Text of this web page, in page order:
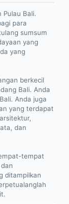
Pulau Bali.
para
sumsum
yang
yang
berkecil
Bali. Anda
Anda juga
yang terdapat
dan
tempat
ditampilkan